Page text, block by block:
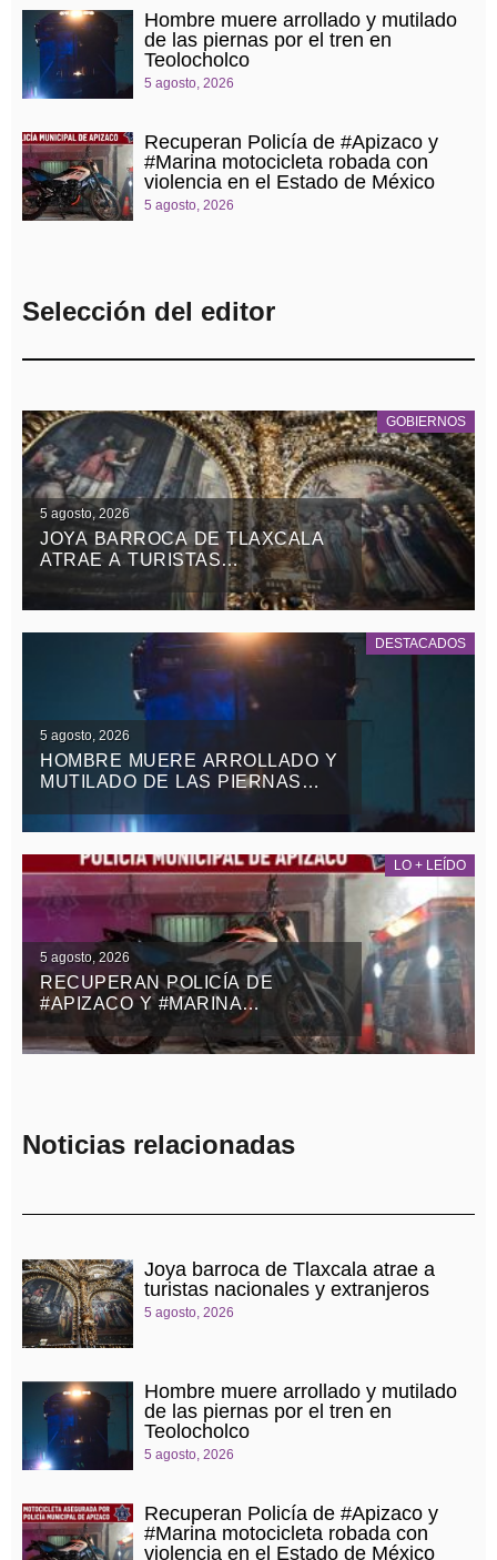
Hombre muere arrollado y mutilado
de las piernas por el tren en
Teolocholco
5 agosto, 2026
Recuperan Policía de #Apizaco y
#Marina motocicleta robada con
violencia en el Estado de México
5 agosto, 2026
Selección del editor
GOBIERNOS
5 agosto, 2026
JOYA BARROCA DE TLAXCALA
ATRAE A TURISTAS
NACIONALES Y EXTRANJEROS
DESTACADOS
5 agosto, 2026
HOMBRE MUERE ARROLLADO Y
MUTILADO DE LAS PIERNAS
TEOLOCHOLCO
LO + LEÍDO
5 agosto, 2026
RECUPERAN POLICÍA DE
#APIZACO Y #MARINA
MOTOCICLETA ROBADA CON
VIOLENCIA EN EL ESTADO DE
Noticias relacionadas
Joya barroca de Tlaxcala atrae a
turistas nacionales y extranjeros
5 agosto, 2026
Hombre muere arrollado y mutilado
de las piernas por el tren en
Teolocholco
5 agosto, 2026
Recuperan Policía de #Apizaco y
#Marina motocicleta robada con
violencia en el Estado de México